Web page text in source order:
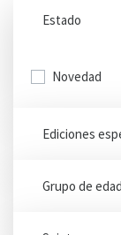
Estado
Novedad
Ediciones
Grupo de edad